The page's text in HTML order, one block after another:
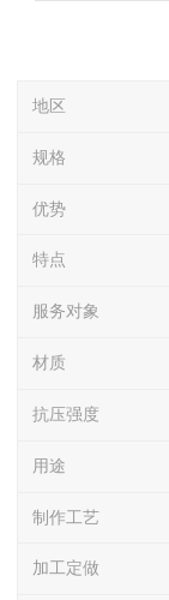
地区
规格
优势
特点
服务对象
材质
抗压强度
用途
制作工艺
加工定做